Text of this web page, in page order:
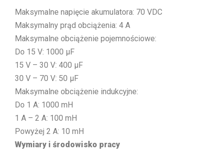
Maksymalne napięcie akumulatora: 70 VDC
Maksymalny prąd obciążenia: 4 A
Maksymalne obciążenie pojemnościowe:
Do 15 V: 1000 µF
15 V – 30 V: 400 µF
30 V – 70 V: 50 µF
Maksymalne obciążenie indukcyjne:
Do 1 A: 1000 mH
1 A – 2 A: 100 mH
Powyżej 2 A: 10 mH
Wymiary i środowisko pracy